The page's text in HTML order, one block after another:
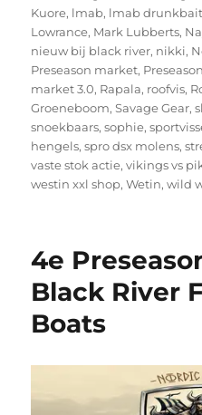
Kuore, lmab, lmab drunkbait
Lowrance, Mark Lubberts,
nieuw bij black river, nikki,
Preseason market,
market 3.0, Rapala, roofvis,
Groeneboom,Savage Gear,
snoekbaars,sophie,
hengels,spro dsx molens,
vaste stok actie,vikings vs
westin xxl shop,Wetin,wild
4e
Black River
Boats